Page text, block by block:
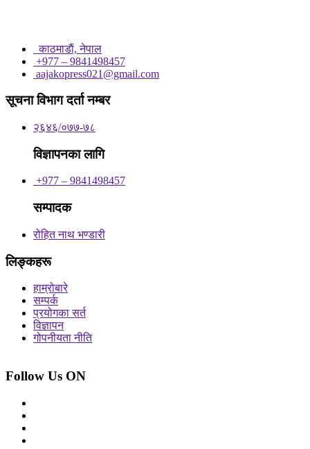
काठमाडाैं, नेपाल
+977 – 9841498457
aajakopress021@gmail.com
सूचना विभाग दर्ता नम्बर
२६४६/०७७-७८
विज्ञापनका लागि
+977 – 9841498457
सम्पादक
रोहित नाथ भण्डारी
लिङ्कहरू
हाम्रोबारे
सम्पर्क
प्रयोगका सर्त
विज्ञापन
गोपनीयता नीति
Follow Us ON